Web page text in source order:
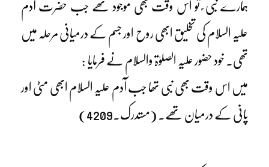
ہمارے نبی ؐ تو اس وقت بھی موجود تھے جب حضرت آدم
علیہ السلام کی تخلیق ابھی روح اور جسم کے درمیانی مرحلہ میں
تھی۔ خود حضور علیہ الصلوٰۃ والسلام نے فرمایا :
میں اس وقت بھی نبی تھا جب آدم علیہ السلام ابھی مٹی اور
پانی کے درمیان تھے۔ (مستدرک۔4209)